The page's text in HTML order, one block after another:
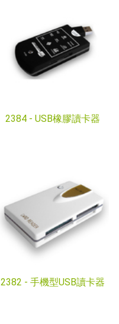
2384 - USB橡膠讀卡器
2382 - 手機型USB讀卡器